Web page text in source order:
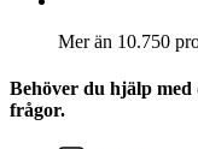
Mer än 10.750
Behöver du hjälp
frågor.